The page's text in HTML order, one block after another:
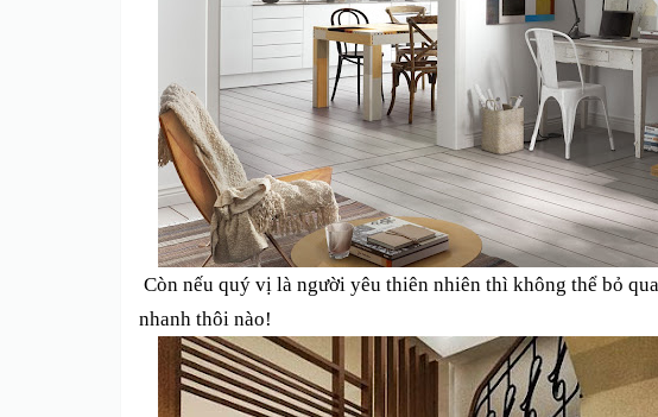
Còn nếu quý vị là người yêu thiên nhiên thì không thể bỏ
nhanh thôi nào!